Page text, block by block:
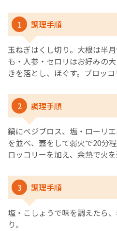
1 調理手順
玉ねぎはくし切り。大根は半
も・人参・セロリはお好みの
きを落とし、ほぐす。ブロッコ
2 調理手順
鍋にべジブロス、塩・ローリ
を並べ、蓋をして弱火で20分
ロッコリーを加え、余熱で火を
3 調理手順
塩・こしょうで味を調えたら
り。